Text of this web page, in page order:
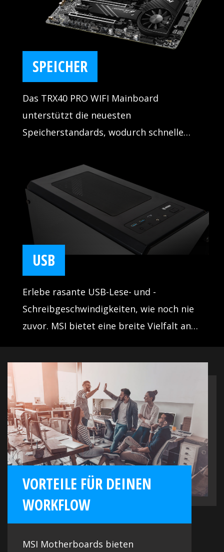
SPEICHER
Das TRX40 PRO WIFI Mainboard
unterstützt die neuesten
Speicherstandards, wodurch schnelle
gewährleistet werden. Starte Spiele
schneller, lade Level schneller und nutze
deinen Vorteil gegenüber Gegnern.
USB
Erlebe rasante USB-Lese- und -
Schreibgeschwindigkeiten, wie noch nie
zuvor. MSI bietet eine breite Vielfalt an
anzuschließen und zu optimieren, um
Transferraten von bis zu 20 Gb/s zu
bieten.
VORTEILE FÜR DEINEN
WORKFLOW
MSI Motherboards bieten